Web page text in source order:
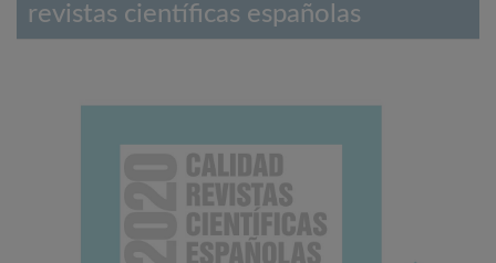
revistas científicas españolas